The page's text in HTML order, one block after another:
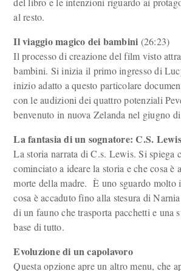
al resto.
Il viaggio magico dei bambini (26:23)
Il processo di creazione del film visto
bambini. Si inizia il primo ingresso di
inizio adatto a questo particolare
con le audizioni dei quattro potenziali
benvenuto in nuova Zelanda nel giugno
La fantasia di un sognatore: C.S. Lewis
La storia narrata di C.s. Lewis. Si spiega
cominciato a ideare la storia e che cosa è
morte della madre. È uno sguardo molto
cosa è accaduto fino alla stesura di
di un fauno che trasporta pacchetti e una
base di tutto.
Evoluzione di un capolavoro
Questa opzione apre un altro menu, che